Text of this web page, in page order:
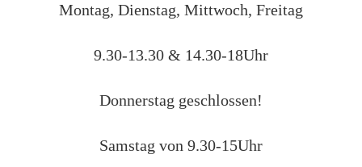
Montag, Dienstag, Mittwoch, Freitag
9.30-13.30 & 14.30-18Uhr
Donnerstag geschlossen!
Samstag von 9.30-15Uhr